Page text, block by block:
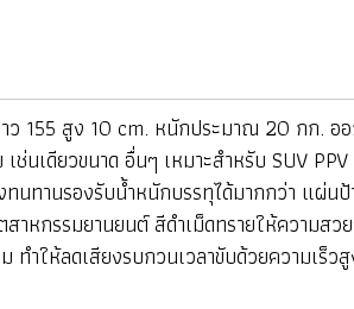
155 สูง 10 cm. หนักประมาณ 20 กก. อ
นเดียวขนาด อื่นๆ เหมาะสำหรับ SUV
นทานรองรับน้ำหนักบรรทุได้มากกว่า แผ่น
หกรรมยานยนต์ สีดำเม็ดทรายให้ความส
ำให้ลดเสียงรบกวนเวลาขับด้วยความเร็ว